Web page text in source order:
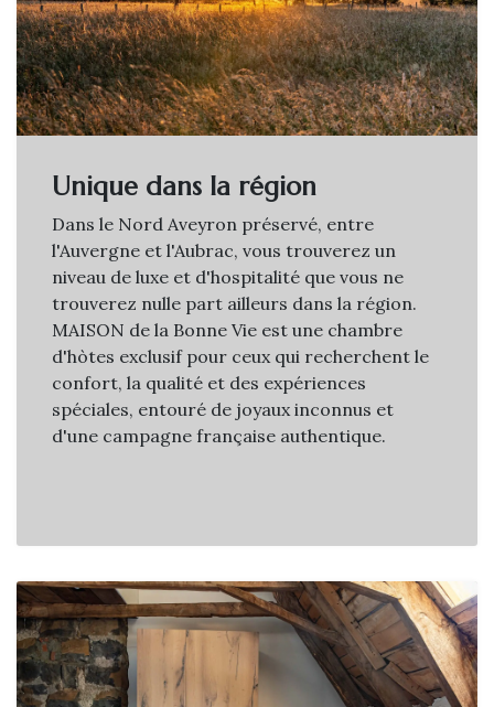
Unique dans la région
Dans le Nord Aveyron préservé, entre
l'Auvergne et l'Aubrac, vous trouverez un
niveau de luxe et d'hospitalité que vous ne
trouverez nulle part ailleurs dans la région.
MAISON de la Bonne Vie est une chambre
d'hòtes exclusif pour ceux qui recherchent le
confort, la qualité et des expériences
spéciales, entouré de joyaux inconnus et
d'une campagne française authentique.